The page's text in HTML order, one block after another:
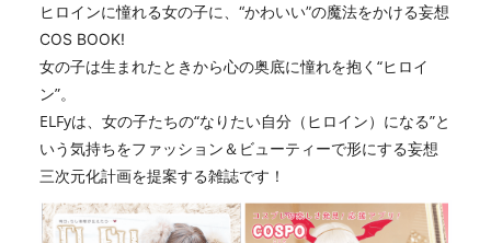
ヒロインに憧れる女の子に、“かわいい”の魔法をかける妄想
COS BOOK!
女の子は生まれたときから心の奥底に憧れを抱く“ヒロイ
ン”。
ELFyは、女の子たちの“なりたい自分（ヒロイン）になる”と
いう気持ちをファッション＆ビューティーで形にする妄想
三次元化計画を提案する雑誌です！